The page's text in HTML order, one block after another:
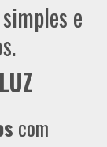
e
com